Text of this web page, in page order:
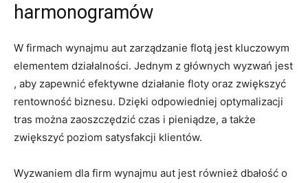
harmonogramów
W firmach wynajmu aut ⁣zarządzanie flotą jest kluczowym
⁣elementem działalności. Jednym z głównych wyzwań jest
, aby zapewnić⁤ efektywne działanie floty oraz zwiększyć
rentowność biznesu. Dzięki odpowiedniej optymalizacji
tras można zaoszczędzić czas ​i pieniądze, a także
zwiększyć poziom satysfakcji klientów.
Wyzwaniem dla⁤ firm wynajmu aut jest również ‌dbałość o